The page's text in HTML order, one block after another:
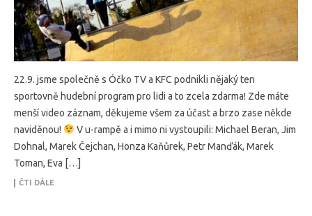
22.9. jsme společně s Óčko TV a KFC podnikli nějaký ten
sportovně hudební program pro lidi a to zcela zdarma! Zde máte
menší video záznam, děkujeme všem za účast a brzo zase někde
naviděnou!
V u-rampě a i mimo ni vystoupili: Michael Beran, Jim
Dohnal, Marek Čejchan, Honza Kaňůrek, Petr Manďák, Marek
Toman, Eva […]
ČTI DÁLE